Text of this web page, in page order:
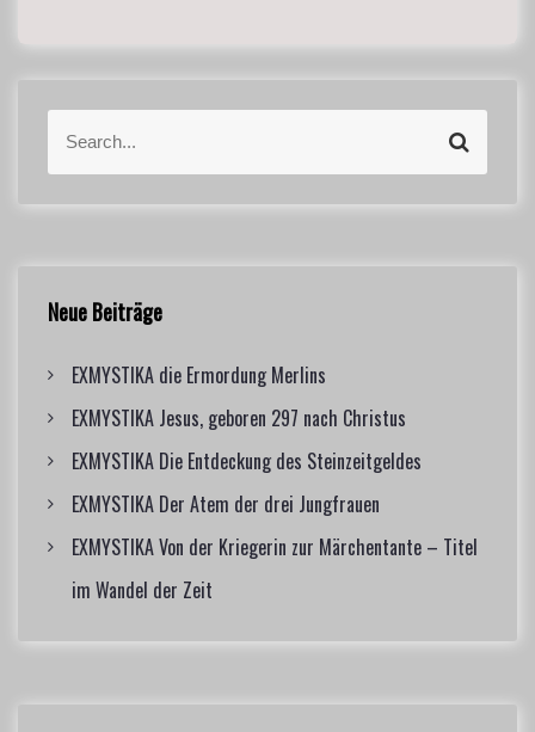
a
r
o
:
S
r
Neue Beiträge
EXMYSTIKA die Ermordung Merlins
EXMYSTIKA Jesus, geboren 297 nach Christus
EXMYSTIKA Die Entdeckung des Steinzeitgeldes
EXMYSTIKA Der Atem der drei Jungfrauen
EXMYSTIKA Von der Kriegerin zur Märchentante – Titel
im Wandel der Zeit